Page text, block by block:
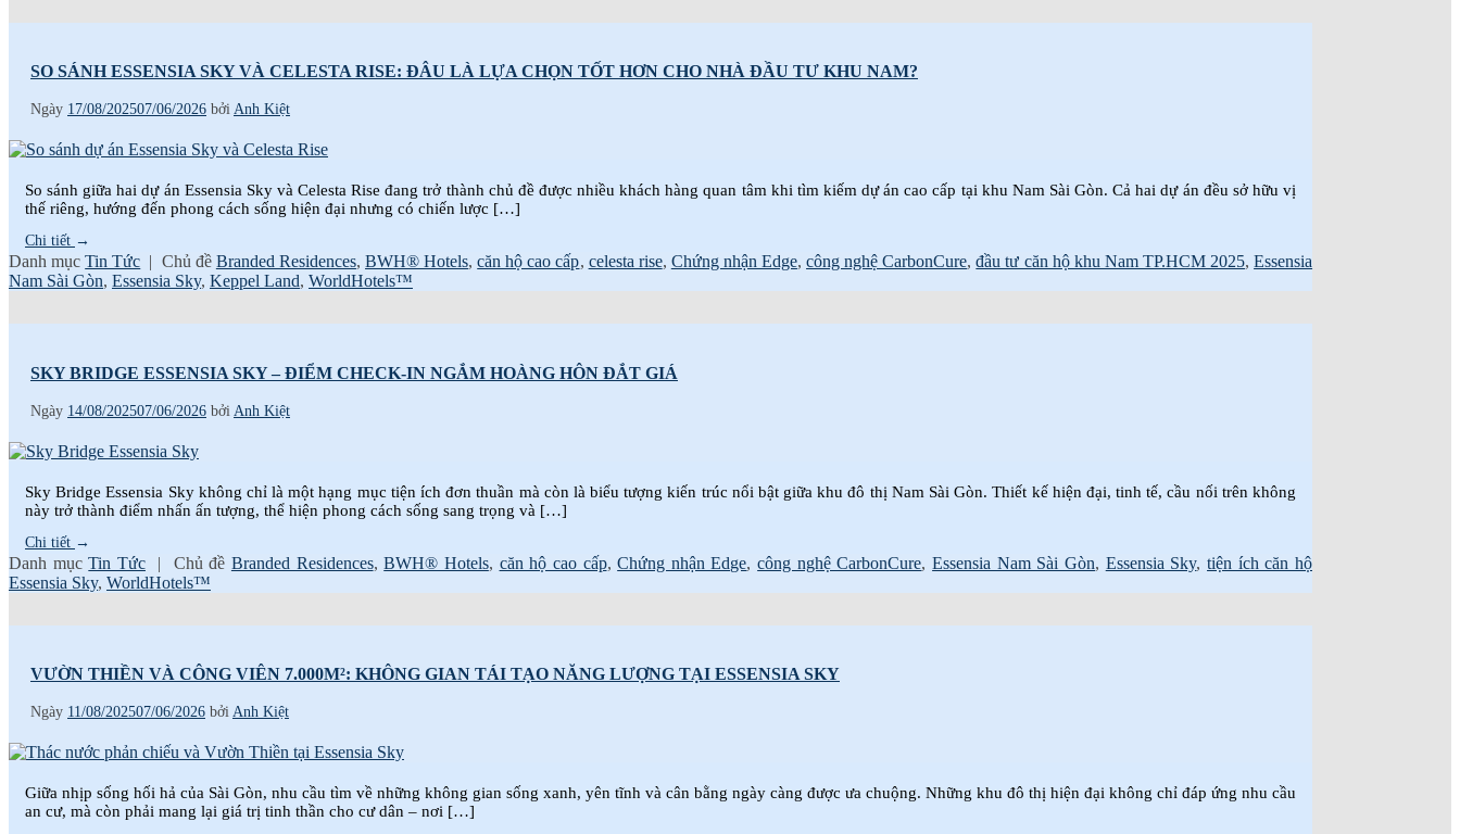
SO SÁNH ESSENSIA SKY VÀ CELESTA RISE: ĐÂU LÀ LỰA CHỌN TỐT HƠN CHO NHÀ ĐẦU TƯ KHU NAM?
Ngày 17/08/202507/06/2026 bởi Anh Kiệt
So sánh giữa hai dự án Essensia Sky và Celesta Rise đang trở thành chủ đề được nhiều khách hàng quan tâm khi tìm kiếm dự án cao cấp tại khu Nam Sài Gòn. Cả hai dự án đều sở hữu vị
thế riêng, hướng đến phong cách sống hiện đại nhưng có chiến lược […]
Chi tiết →
Danh mụcTin Tức Chủ đề Branded Residences,BWH® Hotels,căn hộ cao cấp, celesta rise, Chứng nhận Edge,công nghệ CarbonCure,đầu tư căn hộ khu Nam TP.HCM 2025,Essensia
Nam Sài Gòn, Essensia Sky, Keppel Land, WorldHotels™
SKY BRIDGE ESSENSIA SKY – ĐIỂM CHECK-IN NGẮM HOÀNG HÔN ĐẮT GIÁ
Ngày 14/08/202507/06/2026 bởi Anh Kiệt
Sky Bridge Essensia Sky không chỉ là một hạng mục tiện ích đơn thuần mà còn là biểu tượng kiến trúc nổi bật giữa khu đô thị Nam Sài Gòn. Thiết kế hiện đại, tinh tế, cầu nối trên không
này trở thành điểm nhấn ấn tượng, thể hiện phong cách sống sang trọng và […]
Chi tiết →
Danh mụcTin Tức | Chủ đề Branded Residences,BWH® Hotels, căn hộ cao cấp,Chứng nhận Edge,công nghệ CarbonCure,Essensia Nam Sài Gòn, Essensia Sky,tiện ích căn hộ
Essensia Sky, WorldHotels™
VƯỜN THIỀN VÀ CÔNG VIÊN 7.000M²: KHÔNG GIAN TÁI TẠO NĂNG LƯỢNG TẠI ESSENSIA SKY
Ngày 11/08/202507/06/2026 bởi Anh Kiệt
Giữa nhịp sống hối hả của Sài Gòn, nhu cầu tìm về những không gian sống xanh, yên tĩnh và cân bằng ngày càng được ưa chuộng. Những khu đô thị hiện đại không chỉ đáp ứng nhu cầu
an cư, mà còn phải mang lại giá trị tinh thần cho cư dân – nơi […]